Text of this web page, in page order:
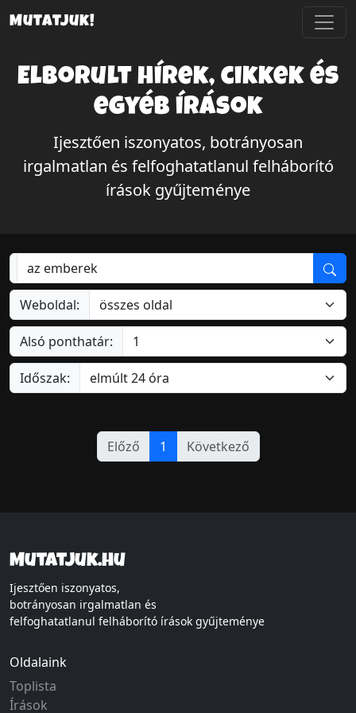
Mutatjuk!
Elborult hírek, cikkek és
egyéb írások
Ijesztően iszonyatos, botrányosan
irgalmatlan és felfoghatatlanul felháborító
írások gyűjteménye
Weboldal:
Alsó ponthatár:
Időszak:
Előző 1 Következő
Mutatjuk.hu
Ijesztően iszonyatos,
botrányosan irgalmatlan és
felfoghatatlanul felháborító írások gyűjteménye
Oldalaink
Toplista
Írások